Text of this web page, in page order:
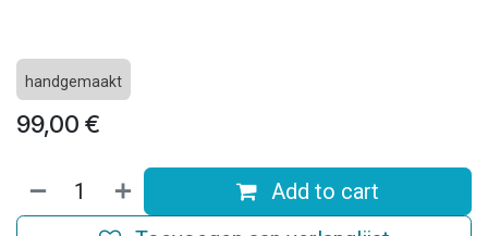
handgemaakt
99,00 €
Add to cart